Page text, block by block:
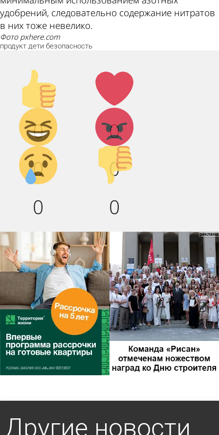
удобрений, следовательно содержание нитратов
в них тоже невелико.
фото pxhere.com
продукт дети безопасность
Палец
вверх!
0
Лайк!
0
Дикий
смех!
0
Агрессия!
0
Грусть :(
0
Палец
вниз!
0
Другие новости